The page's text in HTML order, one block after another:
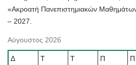
«Ακροατή Πανεπιστημιακών
– 2027.
Αύγουστος 2026
Δ Τ Τ Π Π